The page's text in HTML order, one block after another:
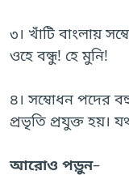
৩। খাঁটি বাংলায়
ওহে বন্ধু! হে মুনি!
৪। সম্বোধন পদের
প্রভৃতি প্রযুক্ত হয়।
আরোও পড়ুন–